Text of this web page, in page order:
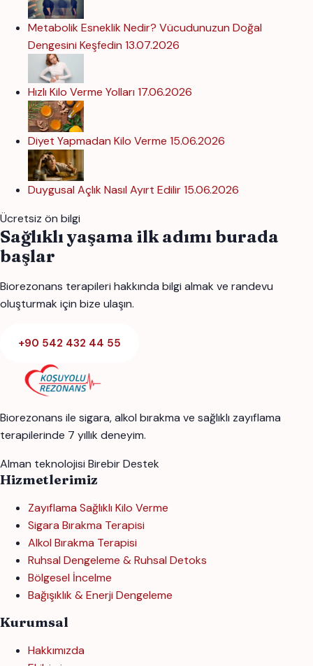
Metabolik Esneklik Nedir? Vücudunuzun Doğal
Dengesini Keşfedin 13.07.2026
Hızlı Kilo Verme Yolları 17.06.2026
Diyet Yapmadan Kilo Verme 15.06.2026
Duygusal Açlık Nasıl Ayırt Edilir15.06.2026
Ücretsiz ön bilgi
Sağlıklı yaşama ilk adımı burada
başlar
Biorezonans terapileri hakkında bilgi almak ve randevu
oluşturmak için bize ulaşın.
+90 542 432 44 55
Biorezonans ile sigara, alkol bırakma ve sağlıklı zayıflama
terapilerinde 7 yıllık deneyim.
Alman teknolojisi Birebir Destek
Hizmetlerimiz
Zayıflama Sağlıklı Kilo Verme
Sigara Bırakma Terapisi
Alkol Bırakma Terapisi
Ruhsal Dengeleme & Ruhsal Detoks
Bölgesel İncelme
Bağışıklık & Enerji Dengeleme
Kurumsal
Hakkımızda